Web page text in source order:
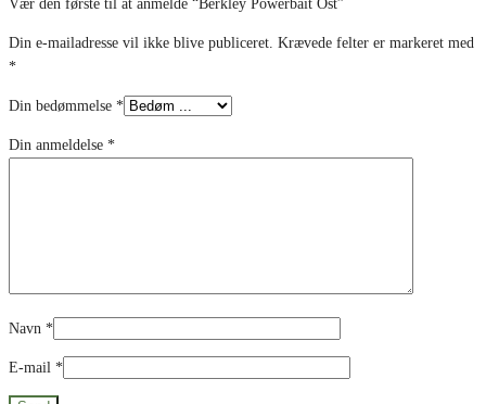
Vær den første til at anmelde “Berkley Powerbait Ost”
Din e-mailadresse vil ikke blive publiceret. Krævede felter er markeret med
*
Din bedømmelse *
Din anmeldelse *
Navn *
E-mail *